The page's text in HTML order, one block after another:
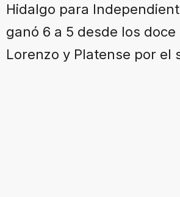
Hidalgo para
ganó 6 a 5 desde los
Lorenzo y Platense por el